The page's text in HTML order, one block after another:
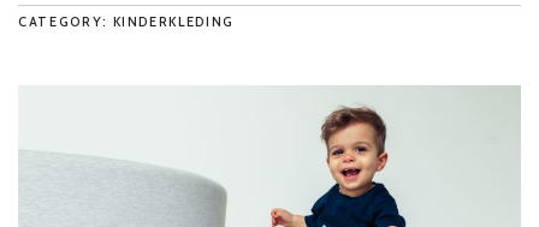
CATEGORY: KINDERKLEDING